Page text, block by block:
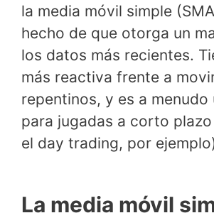
la media móvil simple
hecho de que otorga un
los datos más recientes.
más reactiva frente a
repentinos, y es a menudo
para jugadas a corto
el day trading, por
La media móvil